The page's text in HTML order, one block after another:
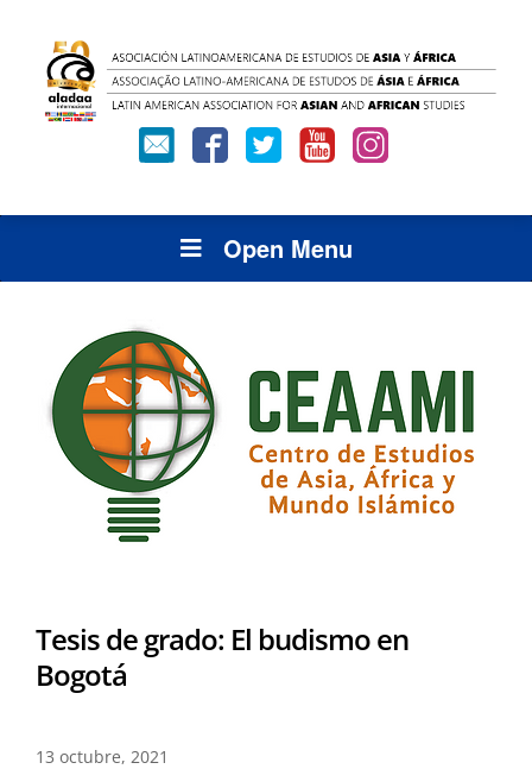
Open Menu
Tesis de grado: El budismo en
Bogotá
13 octubre, 2021